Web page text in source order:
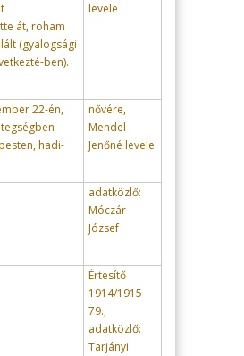
át, roham
(gyalogsági
ben).
levele
22-én,
hadi-
nővére,
Mendel
Jenőné levele
adatközlő:
Móczár
József
Értesítő
1914/1915
79.,
adatközlő:
Tarjányi